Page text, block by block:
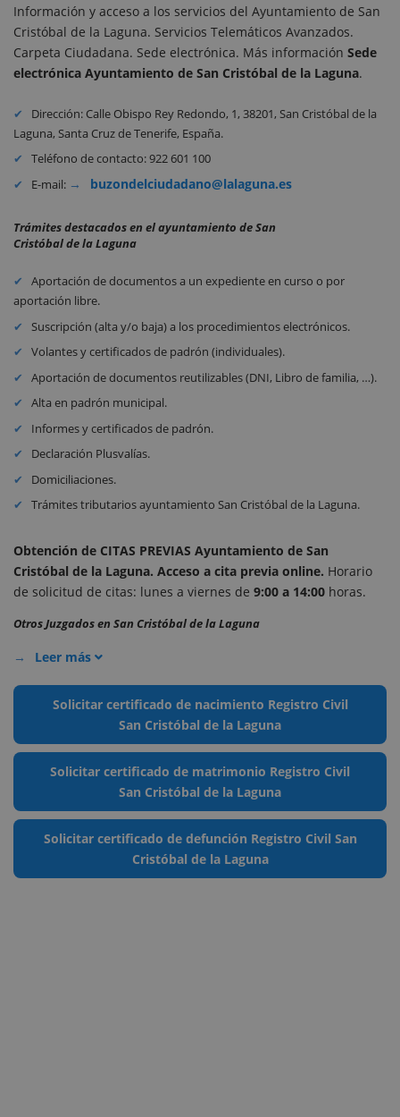
Información y acceso a los servicios del Ayuntamiento de San
Cristóbal de la Laguna. Servicios Telemáticos Avanzados.
Carpeta Ciudadana. Sede electrónica. Más información Sede
electrónica Ayuntamiento de San Cristóbal de la Laguna.
Dirección: Calle Obispo Rey Redondo, 1, 38201, San Cristóbal de la
Laguna, Santa Cruz de Tenerife, España.
Teléfono de contacto: 922 601 100
E-mail:
buzondelciudadano@lalaguna.es
Trámites destacados en el ayuntamiento de San
Cristóbal de la Laguna
Aportación de documentos a un expediente en curso o por
aportación libre.
Suscripción (alta y/o baja) a los procedimientos electrónicos.
Volantes y certificados de padrón (individuales).
Aportación de documentos reutilizables (DNI, Libro de familia, …).
Alta en padrón municipal.
Informes y certificados de padrón.
Declaración Plusvalías.
Domiciliaciones.
Trámites tributarios ayuntamiento San Cristóbal de la Laguna.
Obtención de CITAS PREVIAS Ayuntamiento de San
Cristóbal de la Laguna. Acceso a cita previa online. Horario
de solicitud de citas: lunes a viernes de 9:00 a 14:00 horas.
Otros Juzgados en San Cristóbal de la Laguna
Leer más
Solicitar certificado de nacimiento Registro Civil
San Cristóbal de la Laguna
Solicitar certificado de matrimonio Registro Civil
San Cristóbal de la Laguna
Solicitar certificado de defunción Registro Civil San
Cristóbal de la Laguna